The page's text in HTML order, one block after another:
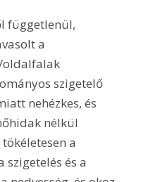
függetlenül,
a
oldalfalak
szigetelő
nehézkes, és
nélkül
a
szigetelés és a